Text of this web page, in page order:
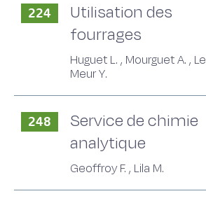
224
Utilisation des
fourrages
Huguet L. , Mourguet A. , Le
Meur Y.
248
Service de chimie
analytique
Geoffroy F. , Lila M.